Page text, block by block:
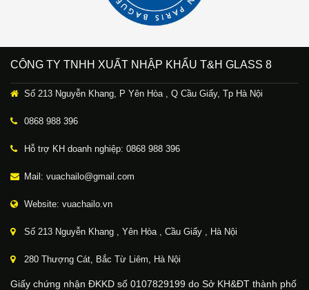
CÔNG TY TNHH XUẤT NHẬP KHẨU T&H GLASS 8
Số 213 Nguyễn Khang, P Yên Hòa , Q Cầu Giấy, Tp Hà Nội
0868 988 396
Hỗ trợ KH doanh nghiệp: 0868 988 396
Mail: vuachailo@gmail.com
Website: vuachailo.vn
Số 213 Nguyễn Khang , Yên Hòa , Cầu Giấy , Hà Nội
280 Thượng Cát, Bắc Từ Liêm, Hà Nội
Giấy chứng nhận ĐKKD số 0107829199 do Sở KH&ĐT thành phố